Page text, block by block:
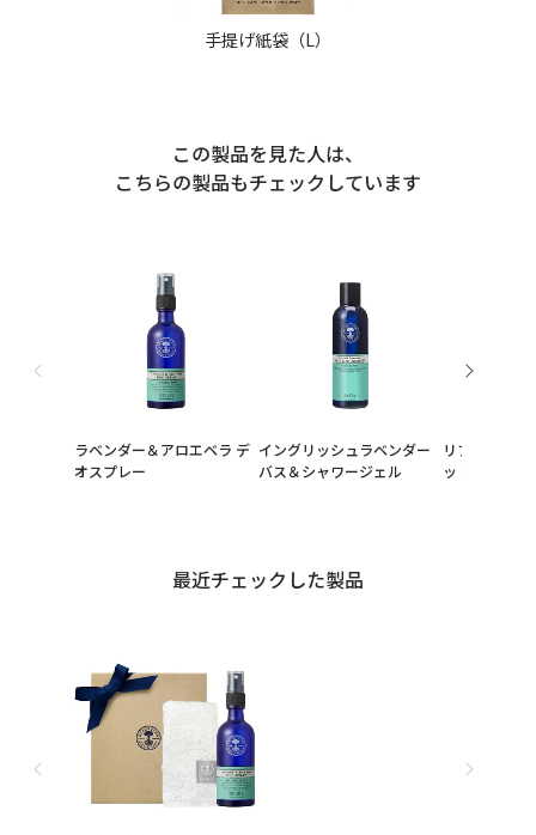
手提げ紙袋（L）
この製品を見た人は、
こちらの製品もチェックしています
ラベンダー＆アロエベラ デ
オスプレー
イングリッシュラベンダー
バス＆シャワージェル
リフレッシュ
ット（ギフ
最近チェックした製品